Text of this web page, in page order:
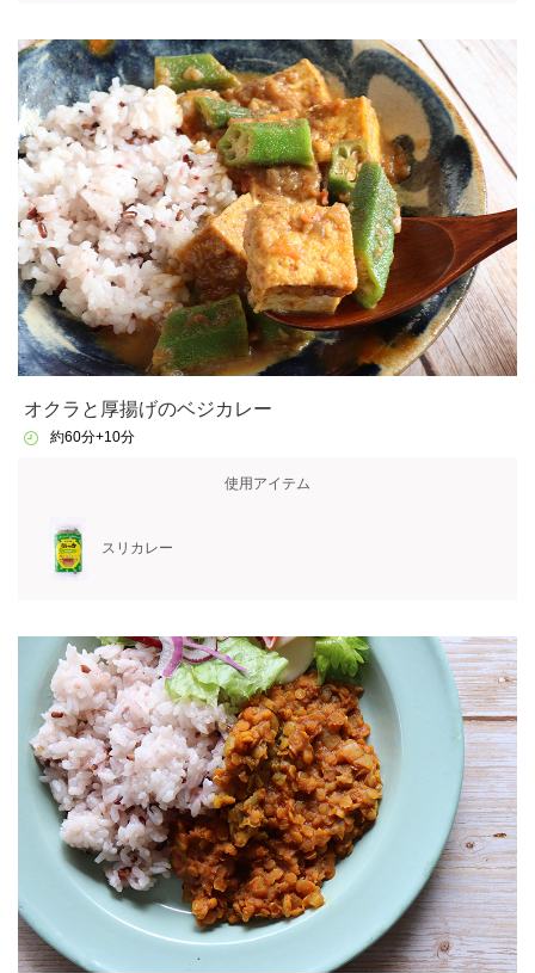
オクラと厚揚げのベジカレー
約60分+10分
使用アイテム
スリカレー